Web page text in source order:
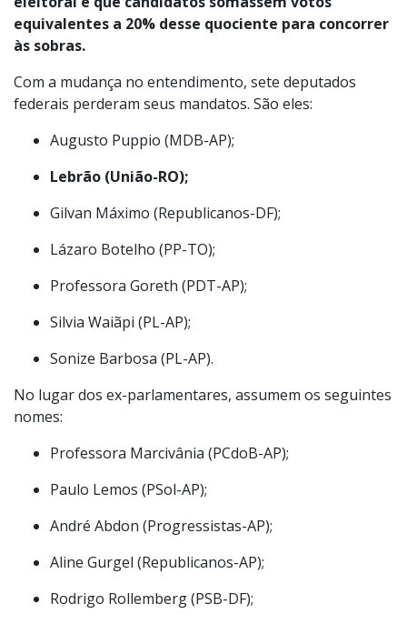
equivalentes a 20% desse quociente para concorrer
às sobras.
Com a mudança no entendimento, sete deputados
federais perderam seus mandatos. São eles:
Augusto Puppio (MDB-AP);
Lebrão (União-RO);
Gilvan Máximo (Republicanos-DF);
Lázaro Botelho (PP-TO);
Professora Goreth (PDT-AP);
Silvia Waiãpi (PL-AP);
Sonize Barbosa (PL-AP).
No lugar dos ex-parlamentares, assumem os seguintes
nomes:
Professora Marcivânia (PCdoB-AP);
Paulo Lemos (PSol-AP);
André Abdon (Progressistas-AP);
Aline Gurgel (Republicanos-AP);
Rodrigo Rollemberg (PSB-DF);